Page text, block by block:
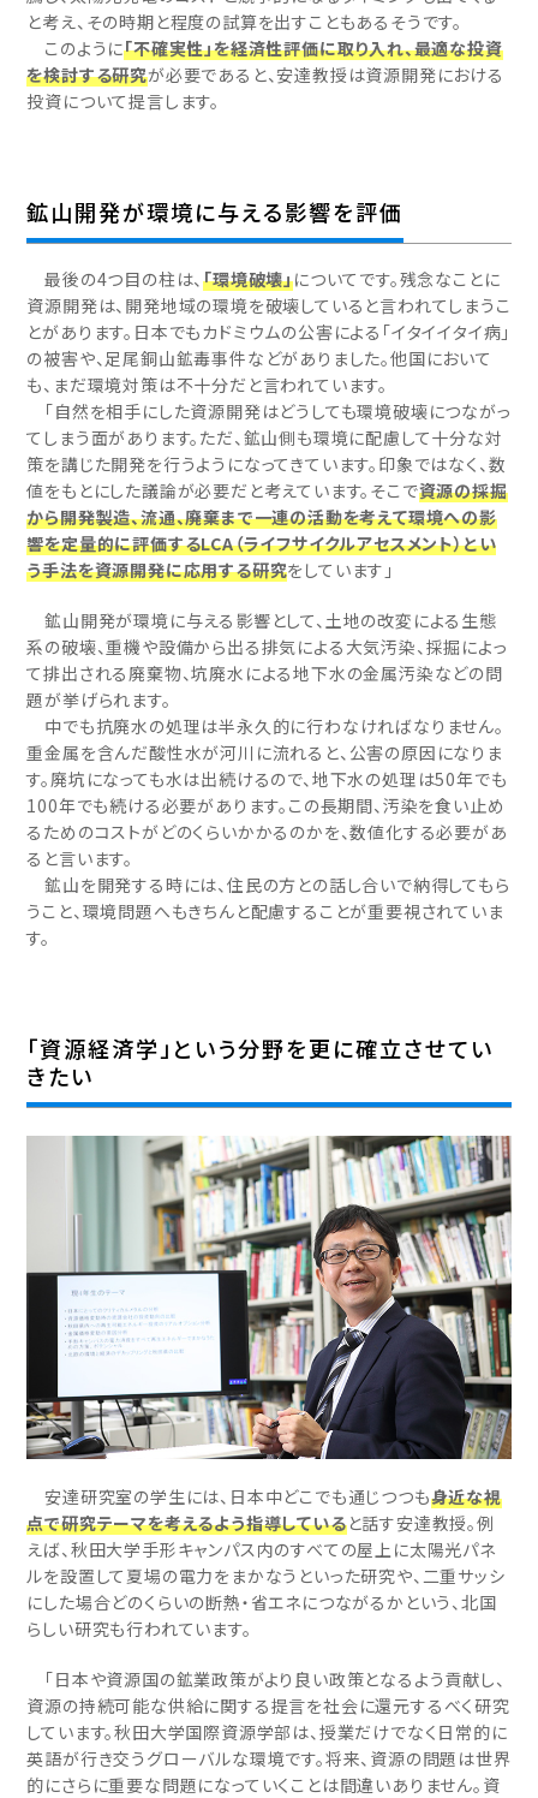
と考え、その時期と程度の試算を出すこともあるそうです。
このように「不確実性」を経済性評価に取り入れ、最適な投資
を検討する研究が必要であると、安達教授は資源開発における
投資について提言します。
鉱山開発が環境に与える影響を評価
最後の4つ目の柱は、「環境破壊」についてです。残念なことに
資源開発は、開発地域の環境を破壊していると言われてしまうこ
とがあります。日本でもカドミウムの公害による「イタイイタイ病」
の被害や、足尾銅山鉱毒事件などがありました。他国において
も、まだ環境対策は不十分だと言われています。
「自然を相手にした資源開発はどうしても環境破壊につながっ
てしまう面があります。ただ、鉱山側も環境に配慮して十分な対
策を講じた開発を行うようになってきています。印象ではなく、数
値をもとにした議論が必要だと考えています。そこで資源の採掘
から開発製造、流通、廃棄まで一連の活動を考えて環境への影
響を定量的に評価するLCA（ライフサイクルアセスメント）とい
う手法を資源開発に応用する研究をしています」
鉱山開発が環境に与える影響として、土地の改変による生態
系の破壊、重機や設備から出る排気による大気汚染、採掘によっ
て排出される廃棄物、坑廃水による地下水の金属汚染などの問
題が挙げられます。
中でも抗廃水の処理は半永久的に行わなければなりません。
重金属を含んだ酸性水が河川に流れると、公害の原因になりま
す。廃坑になっても水は出続けるので、地下水の処理は50年でも
100年でも続ける必要があります。この長期間、汚染を食い止め
るためのコストがどのくらいかかるのかを、数値化する必要があ
ると言います。
鉱山を開発する時には、住民の方との話し合いで納得してもら
うこと、環境問題へもきちんと配慮することが重要視されていま
す。
「資源経済学」という分野を更に確立させてい
きたい
安達研究室の学生には、日本中どこでも通じつつも身近な視
点で研究テーマを考えるよう指導していると話す安達教授。例
えば、秋田大学手形キャンパス内のすべての屋上に太陽光パネ
ルを設置して夏場の電力をまかなうといった研究や、二重サッシ
にした場合どのくらいの断熱・省エネにつながるかという、北国
らしい研究も行われています。
「日本や資源国の鉱業政策がより良い政策となるよう貢献し、
資源の持続可能な供給に関する提言を社会に還元するべく研究
しています。秋田大学国際資源学部は、授業だけでなく日常的に
英語が行き交うグローバルな環境です。将来、資源の問題は世界
的にさらに重要な問題になっていくことは間違いありません。資